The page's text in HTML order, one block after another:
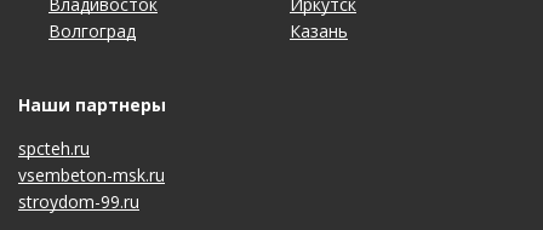
Волгоград
Казань
Красноярск
Новосибирск
Ростов-на-Дону
Ставрополь
Ульяновск
Ярославль
Наши партнеры
spcteh.ru
vsembeton-msk.ru
stroydom-99.ru